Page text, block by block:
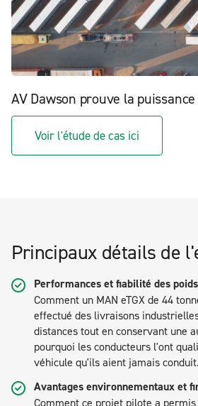
AV Dawson prouve la puissance
Voir l'étude de cas ici
Principaux détails de
Performances et fiabilité des
Comment un MAN eTGX de 44
effectué des livraisons
distances tout en conservant une
pourquoi les conducteurs l'ont
véhicule qu'ils aient jamais conduit.
Avantages environnementaux et
Comment ce projet pilote a